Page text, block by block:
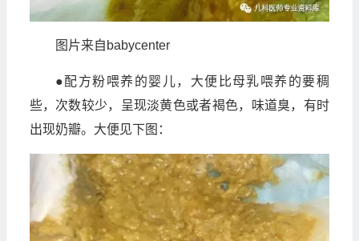
图片来自babycenter
●配方粉喂养的婴儿，大便比母乳喂养的要稠
些，次数较少，呈现淡黄色或者褐色，味道臭，有时
出现奶瓣。大便见下图：